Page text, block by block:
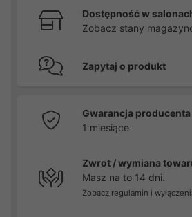
Dostępność w
Zobacz stany
Zapytaj o produkt
Gwarancja producenta
1 miesiące
Zwrot / wymiana
Masz na to 14 dni.
Zobacz regulamin i